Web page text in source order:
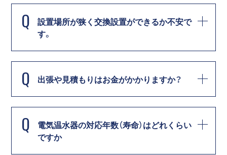
Q
設置場所が狭く交換設置ができるか不安で
す。
Q 出張や見積もりはお金がかかりますか？
Q
電気温水器の対応年数（寿命）はどれくらい
ですか